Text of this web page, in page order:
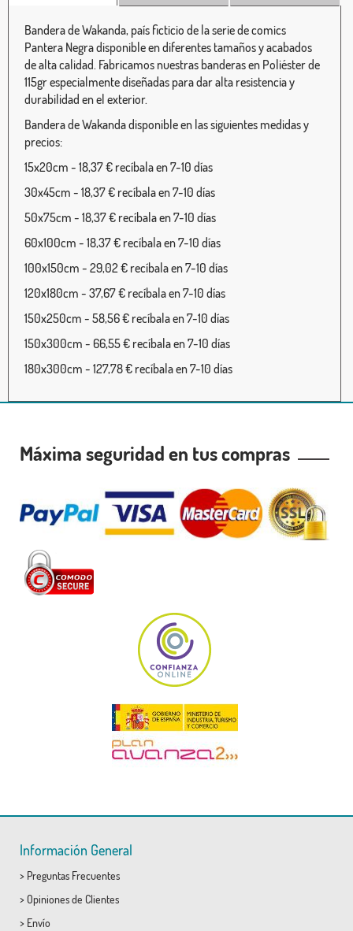
Bandera de Wakanda, país ficticio de la serie de comics
Pantera Negra disponible en diferentes tamaños y acabados
de alta calidad. Fabricamos nuestras banderas en Poliéster de
115gr especialmente diseñadas para dar alta resistencia y
durabilidad en el exterior.
Bandera de Wakanda disponible en las siguientes medidas y
precios:
15x20cm - 18,37 € recíbala en 7-10 días
30x45cm - 18,37 € recíbala en 7-10 días
50x75cm - 18,37 € recíbala en 7-10 días
60x100cm - 18,37 € recíbala en 7-10 días
100x150cm - 29,02 € recíbala en 7-10 días
120x180cm - 37,67 € recíbala en 7-10 días
150x250cm - 58,56 € recíbala en 7-10 días
150x300cm - 66,55 € recíbala en 7-10 días
180x300cm - 127,78 € recíbala en 7-10 días
Máxima seguridad en tus compras
Información General
> Preguntas Frecuentes
> Opiniones de Clientes
> Envío